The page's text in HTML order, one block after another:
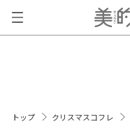
トップ クリスマスコフレ